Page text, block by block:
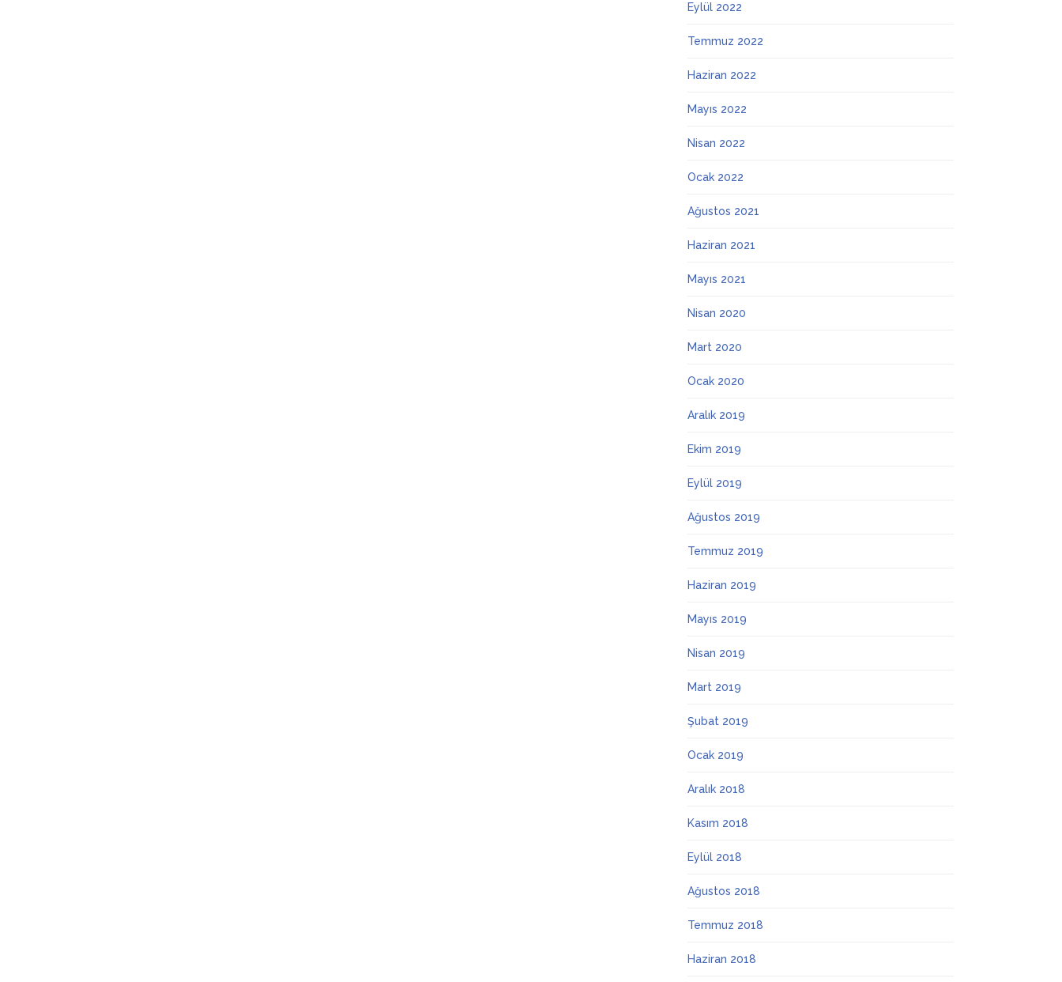
Eylül 2022
Temmuz 2022
Haziran 2022
Mayıs 2022
Nisan 2022
Ocak 2022
Ağustos 2021
Haziran 2021
Mayıs 2021
Nisan 2020
Mart 2020
Ocak 2020
Aralık 2019
Ekim 2019
Eylül 2019
Ağustos 2019
Temmuz 2019
Haziran 2019
Mayıs 2019
Nisan 2019
Mart 2019
Şubat 2019
Ocak 2019
Aralık 2018
Kasım 2018
Eylül 2018
Ağustos 2018
Temmuz 2018
Haziran 2018